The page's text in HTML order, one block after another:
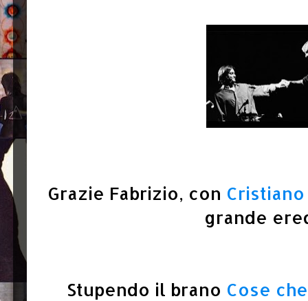
Grazie Fabrizio, con Cristiano
grande
Stupendo il brano Cose